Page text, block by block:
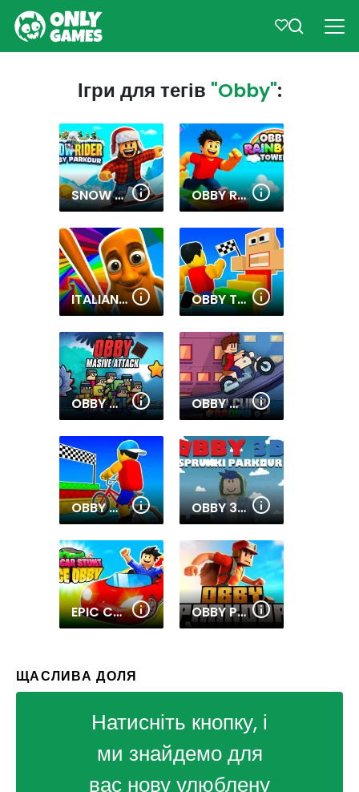
Ігри для тегів "Obby":
SNOW RIDER OBBY PARKOUR OBBY RAINBOW TOWER
ITALIAN BRAINROT OBBY PARKOUR OBBY TOWER PARKOUR CLIMB
OBBY MASSIVE ATTACK OBBY CLIMB RACING
OBBY ON A BIKE OBBY 3D SPRUNKI PARKOUR
EPIC CAR STUNT RACE OBBY OBBY PARKOUR ULTIMATE
ЩАСЛИВА ДОЛЯ
Натисніть кнопку, і
ми знайдемо для
вас нову улюблену